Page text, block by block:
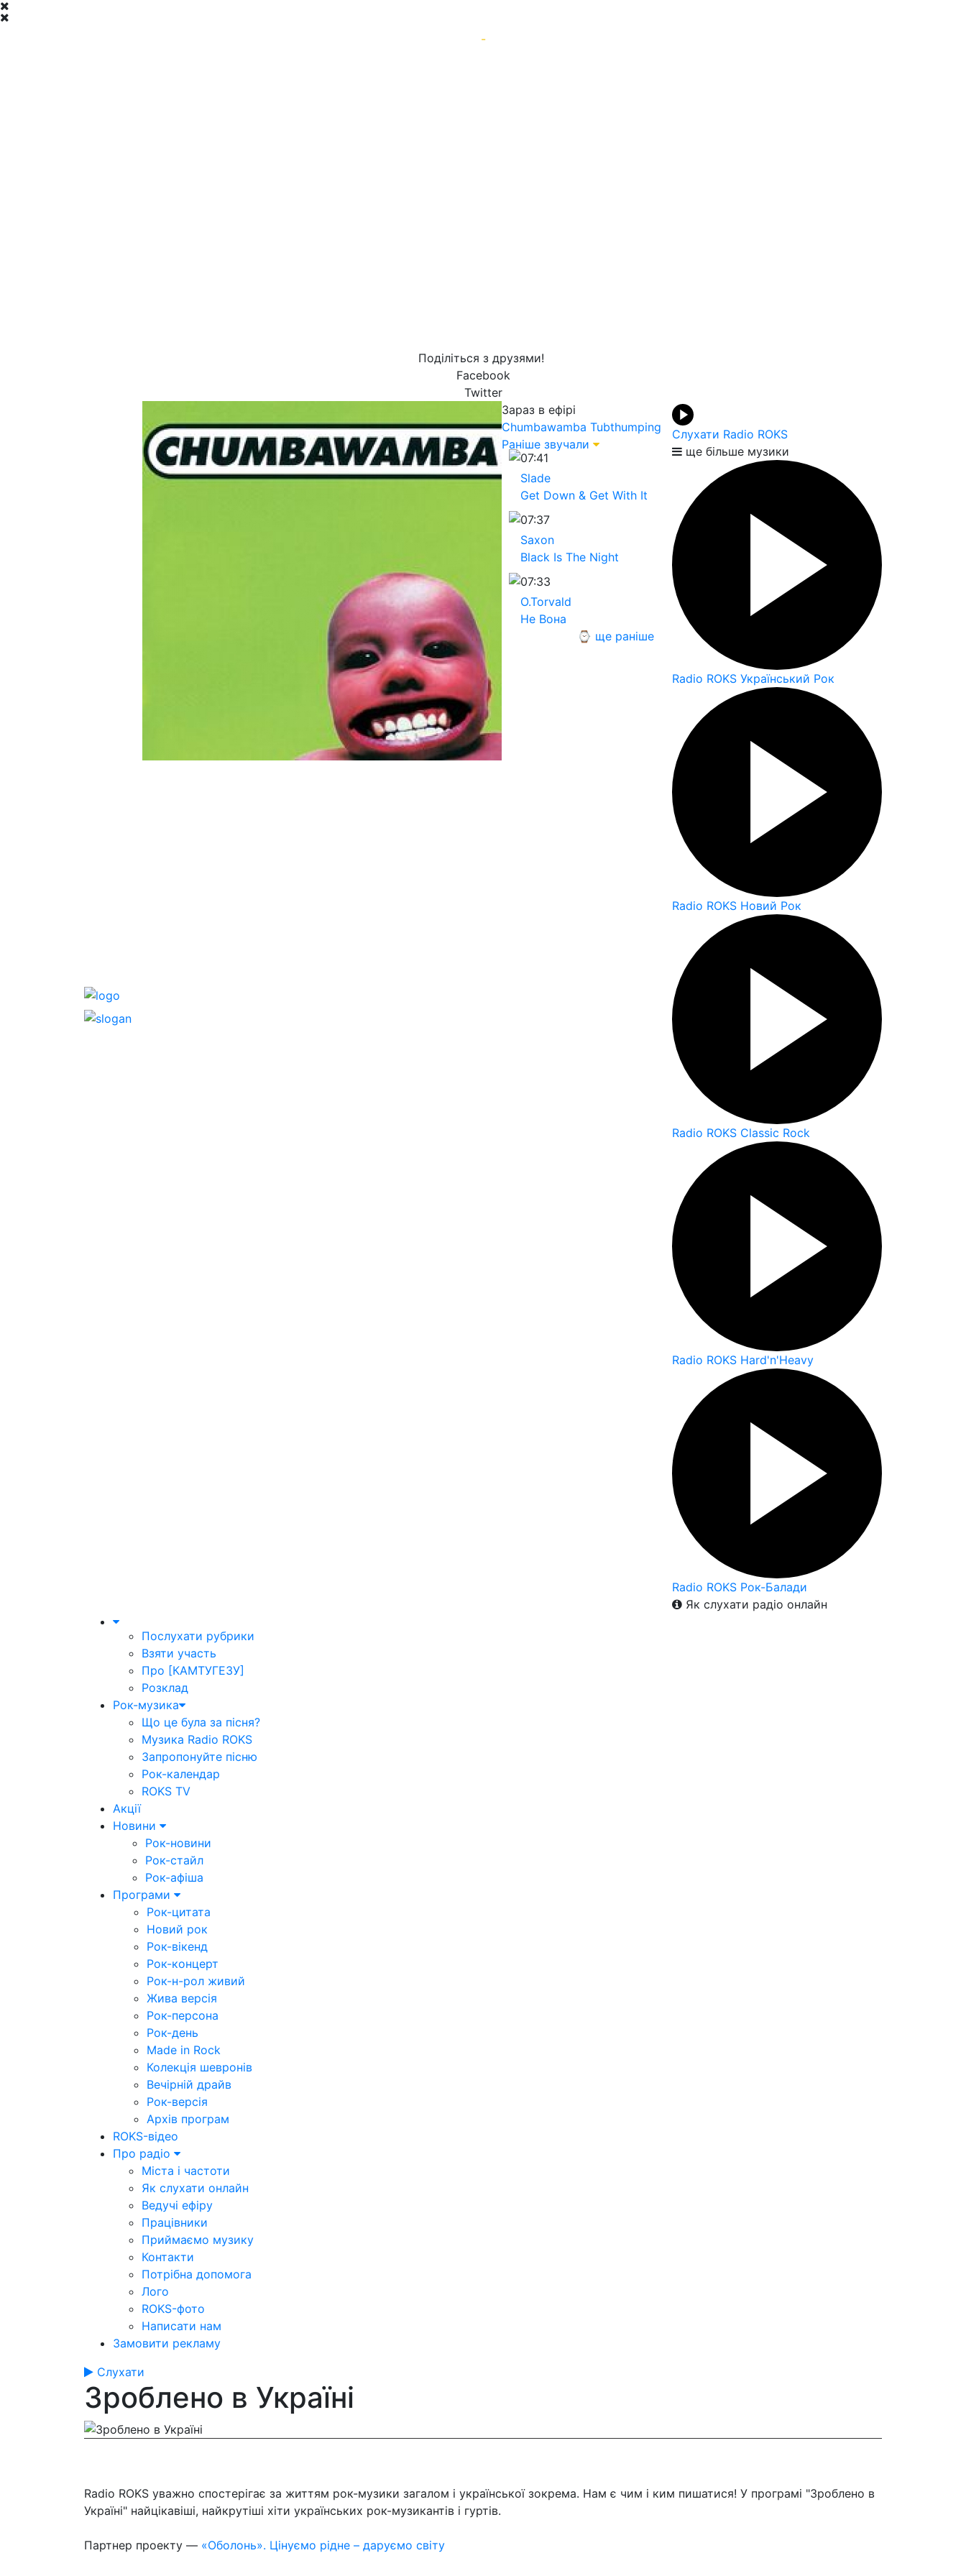
-
Поділіться з друзями!
Facebook
Twitter
Зараз в ефірі
Chumbawamba Tubthumping
Раніше звучали
07:41
Slade
Get Down & Get With It
07:37
Saxon
Black Is The Night
07:33
O.Torvald
Не Вона
⌚ ще раніше
Слухати Radio ROKS
ще більше музики
Radio ROKS Український Рок
Radio ROKS Новий Рок
Radio ROKS Classic Rock
Radio ROKS Hard'n'Heavy
Radio ROKS Рок-Балади
Як слухати радіо онлайн
Послухати рубрики
Взяти участь
Про [КАМТУГЕЗУ]
Розклад
Рок-музика
Що це була за пісня?
Музика Radio ROKS
Запропонуйте пісню
Рок-календар
ROKS TV
Акції
Новини
Рок-новини
Рок-стайл
Рок-афіша
Програми
Рок-цитата
Новий рок
Рок-вікенд
Рок-концерт
Рок-н-рол живий
Жива версія
Рок-персона
Рок-день
Made in Rock
Колекція шевронів
Вечірній драйв
Рок-версія
Архів програм
ROKS-відео
Про радіо
Міста і частоти
Як слухати онлайн
Ведучі ефіру
Працівники
Приймаємо музику
Контакти
Потрібна допомога
Лого
ROKS-фото
Написати нам
Замовити рекламу
Слухати
Зроблено в Україні
Radio ROKS уважно спостерігає за життям рок-музики загалом і української зокрема. Нам є чим і ким пишатися! У програмі "Зроблено в
Україні" найцікавіші, найкрутіші хіти українських рок-музикантів і гуртів.
Партнер проекту — «Оболонь». Цінуємо рідне – даруємо світу